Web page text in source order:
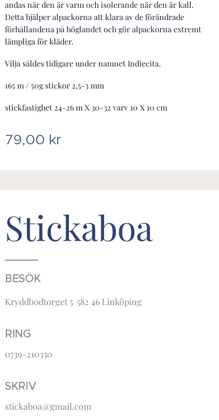
andas när den är varm och isolerande när den är kall.
Detta hjälper alpackorna att klara av de förändrade
förhållandena på höglandet och gör alpackorna extremt
lämpliga för kläder.
Vilja såldes tidigare under namnet Indiecita.
165 m / 50g stickor 2,5-3 mm
stickfastighet 24-26 m X 30-32 varv 10 X 10 cm
79,00 kr
Stickaboa
BESÖK
Kryddbodtorget 5 582 46 Linköping
RING
0739-210350
SKRIV
stickaboa@gmail.com